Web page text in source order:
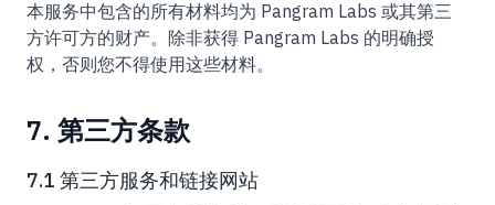
本服务中包含的所有材料均为 Pangram Labs 或其第三
方许可方的财产。除非获得 Pangram Labs 的明确授
权，否则您不得使用这些材料。
7. 第三方条款
7.1 第三方服务和链接网站